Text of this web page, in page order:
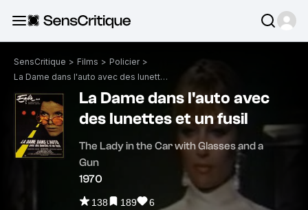
SensCritique > Films > Policier >
La Dame dans l'auto avec des lunettes et un fusil
La Dame dans l'auto avec
des lunettes et un fusil
The Lady in the Car with Glasses and a
Gun
1970
138 189 6